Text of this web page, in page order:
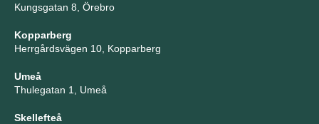
Kungsgatan 8, Örebro
Kopparberg
Herrgårdsvägen 10, Kopparberg
Umeå
Thulegatan 1, Umeå
Skellefteå